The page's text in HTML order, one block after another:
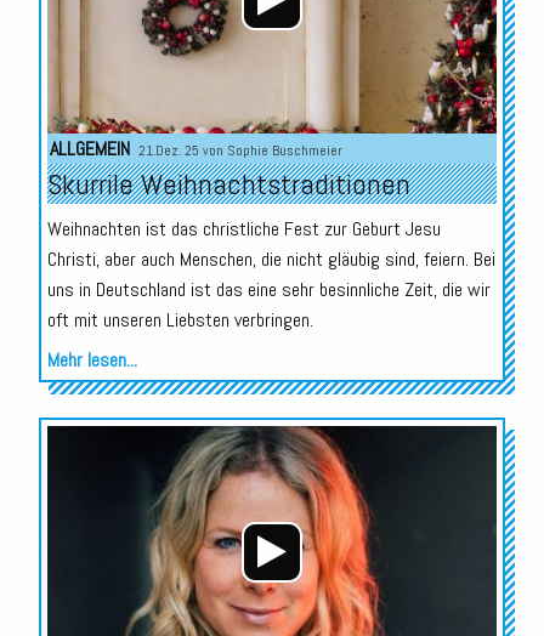
ALLGEMEIN 21.Dez. 25 von Sophie Buschmeier
Skurrile Weihnachtstraditionen
Weihnachten ist das christliche Fest zur Geburt Jesu
Christi, aber auch Menschen, die nicht gläubig sind, feiern. Bei
uns in Deutschland ist das eine sehr besinnliche Zeit, die wir
oft mit unseren Liebsten verbringen.
Mehr lesen...
Audio-
Player